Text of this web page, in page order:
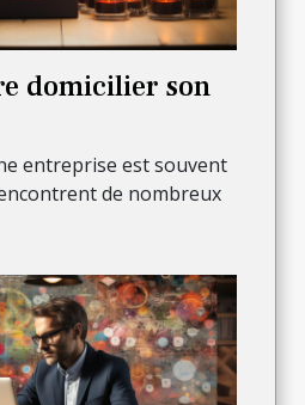
domicilier son
entreprise est souvent
de nombreux